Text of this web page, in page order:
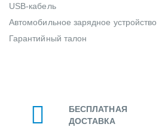
USB-кабель
Автомобильное зарядное устройство
Гарантийный талон
БЕСПЛАТНАЯ
ДОСТАВКА